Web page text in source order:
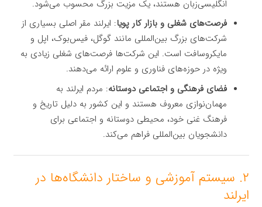
انگلیسی‌زبان هستند، یک مزیت بزرگ محسوب می‌شود.
فرصت‌های شغلی و بازار کار پویا: ایرلند مقر اصلی بسیاری از
شرکت‌های بزرگ بین‌المللی مانند گوگل، فیس‌بوک، اپل و
مایکروسافت است. این شرکت‌ها فرصت‌های شغلی زیادی به
ویژه در حوزه‌های فناوری و علوم ارائه می‌دهند.
فضای فرهنگی و اجتماعی دوستانه: مردم ایرلند به
مهمان‌نوازی معروف هستند و این کشور به دلیل تاریخ و
فرهنگ غنی خود، محیطی دوستانه و اجتماعی برای
دانشجویان بین‌المللی فراهم می‌کند.
۲. سیستم آموزشی و ساختار دانشگاه‌ها در
ایرلند